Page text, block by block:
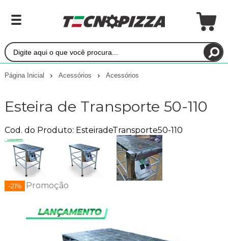
Página Inicial Acessórios Acessórios
Esteira de Transporte 50-110
Cod. do Produto: EsteiradeTransporte50-110
-21% Promoção